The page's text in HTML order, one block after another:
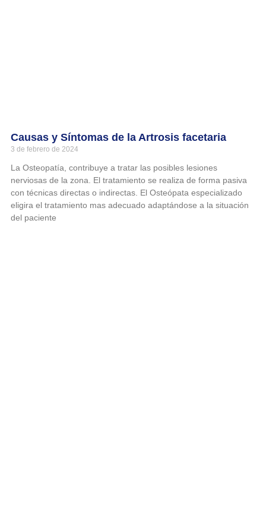
Causas y Síntomas de la Artrosis facetaria
3 de febrero de 2024
La Osteopatía, contribuye a tratar las posibles lesiones
nerviosas de la zona. El tratamiento se realiza de forma pasiva
con técnicas directas o indirectas. El Osteópata especializado
eligira el tratamiento mas adecuado adaptándose a la situación
del paciente